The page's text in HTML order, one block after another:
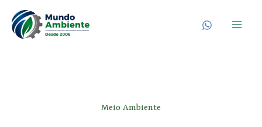
para
Meio Ambiente